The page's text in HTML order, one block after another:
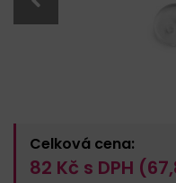
Celková cena:
82 Kč s DPH (